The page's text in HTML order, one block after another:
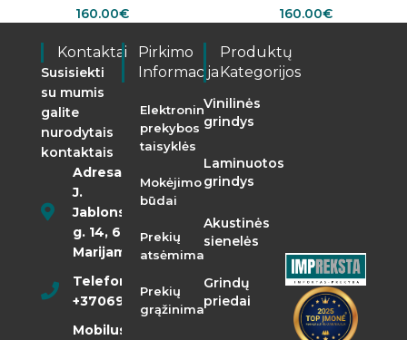
160.00€ 160.00€
Kontaktai
Susisiekti
su mumis
galite
nurodytais
kontaktais
Adresas:
J.
Jablonskio
g. 14, 68290
Marijampolė
Telefonas:
+37069855400
Mobilusis:
Pirkimo
Informacija
Elektroninės
prekybos
taisyklės
Mokėjimo
būdai
Prekių
atsėmimas
Prekių
grąžinimas
Produktų
Kategorijos
Vinilinės
grindys
Laminuotos
grindys
Akustinės
sienelės
Grindų
priedai